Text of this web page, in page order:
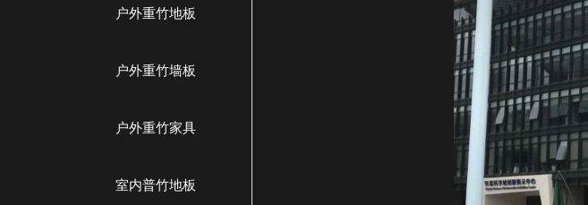
户外重竹地板
户外重竹墙板
户外重竹家具
室内普竹地板